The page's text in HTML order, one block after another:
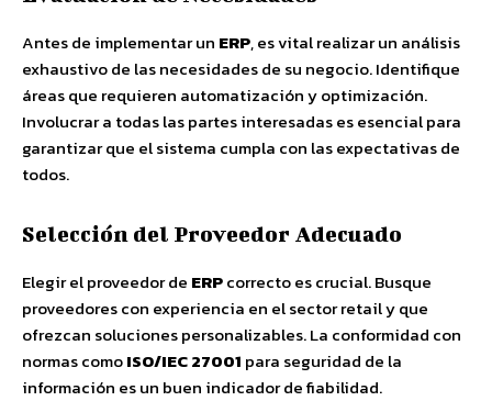
Antes de implementar un ERP, es vital realizar un análisis
exhaustivo de las necesidades de su negocio. Identifique
áreas que requieren automatización y optimización.
Involucrar a todas las partes interesadas es esencial para
garantizar que el sistema cumpla con las expectativas de
todos.
Selección del Proveedor Adecuado
Elegir el proveedor de ERPcorrecto es crucial. Busque
proveedores con experiencia en el sector retail y que
ofrezcan soluciones personalizables. La conformidad con
normas comoISO/IEC 27001 para seguridad de la
información es un buen indicador de fiabilidad.